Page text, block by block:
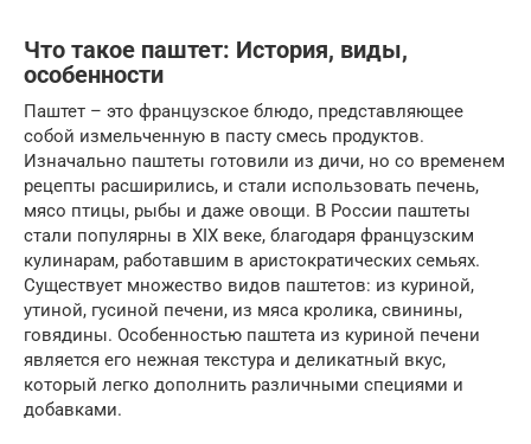
Что такое паштет: История, виды,
особенности
Паштет – это французское блюдо, представляющее
собой измельченную в пасту смесь продуктов.
Изначально паштеты готовили из дичи, но со временем
рецепты расширились, и стали использовать печень,
мясо птицы, рыбы и даже овощи. В России паштеты
стали популярны в XIX веке, благодаря французским
кулинарам, работавшим в аристократических семьях.
Существует множество видов паштетов: из куриной,
утиной, гусиной печени, из мяса кролика, свинины,
говядины. Особенностью паштета из куриной печени
является его нежная текстура и деликатный вкус,
который легко дополнить различными специями и
добавками.